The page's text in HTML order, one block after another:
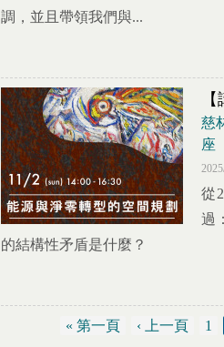
調，並且帶領我們與...
慈
座
從
過
的結構性矛盾是什麼？
« 第一頁 ‹ 上一頁 1